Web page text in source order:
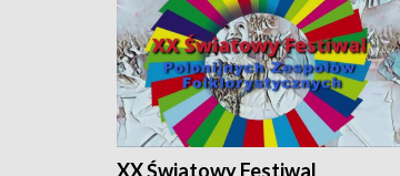
XX Światowy Festiwal